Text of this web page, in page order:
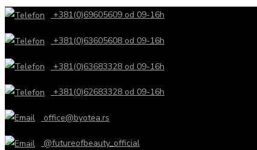
+381(0)69605609 od 09-16h
+381(0)63605608 od 09-16h
+381(0)63683328 od 09-16h
+381(0)62683328 od 09-16h
office@byotea.rs
@futureofbeauty_official